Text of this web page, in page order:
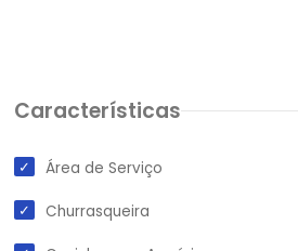
Características
Área de Serviço
Churrasqueira